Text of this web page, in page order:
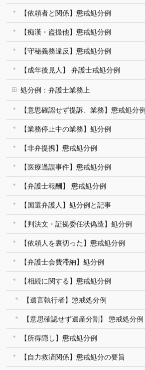
【依頼者と関係】懲戒処分例
【痴漢・盗撮他】懲戒処分例
【守秘義務違反】懲戒処分例
【成年後見人】 弁護士戒処分例
処分例：弁護士業務上
【意思確認せず提訴、業務】懲戒処分例
【業務停止中の業務】処分例
【非弁提携】懲戒処分例
【医療過誤事件】懲戒処分例
【弁護士報酬】 懲戒処分例
【国選弁護人】処分例と記事
【判決文・証拠委任状偽造】処分例
【依頼人を裏切った】懲戒処分例
【弁護士会費滞納】処分例
【相続に関する】懲戒処分例
【遺言執行者】懲戒処分例
【意思確認せず遺産分割】 懲戒処分例
【所得隠し】懲戒処分例
【自力救済関係】懲戒処分の要旨